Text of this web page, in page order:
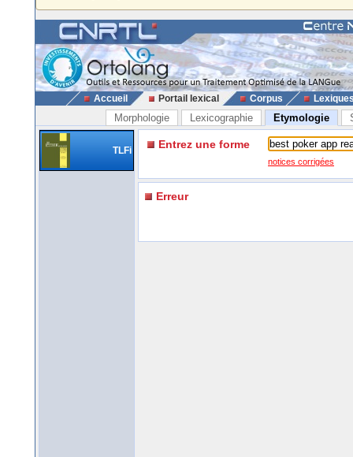
Accueil Portail lexical Corpus
Morphologie Lexicographie Etymologie
TLFi Entrez une forme
notices corrigées
Erreur